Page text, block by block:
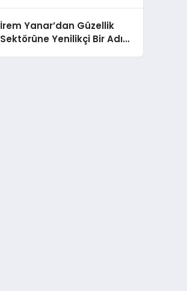
İrem Yanar’dan Güzellik
Sektörüne Yenilikçi Bir Adım: